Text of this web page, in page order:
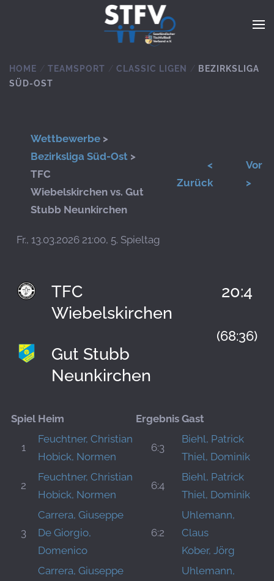
Zum Hauptinhalt springen
HOME TEAMSPORT CLASSIC LIGEN
BEZIRKSLIGA
SÜD-OST
Wettbewerbe >
Bezirksliga Süd-Ost >
TFC
Wiebelskirchen vs. Gut
Stubb Neunkirchen
<
Zurück
Vor
>
Fr., 13.03.2026 21:00, 5. Spieltag
TFC
Wiebelskirchen
20:4
(68:36)
Gut Stubb
Neunkirchen
Spiel Heim Ergebnis Gast
1
Feuchtner, Christian
Hobick, Normen
6:3
Biehl, Patrick
Thiel, Dominik
2
Feuchtner, Christian
Hobick, Normen
6:4
Biehl, Patrick
Thiel, Dominik
3
Carrera, Giuseppe
De Giorgio,
Domenico
6:2
Uhlemann,
Claus
Kober, Jörg
Carrera, Giuseppe
Uhlemann,